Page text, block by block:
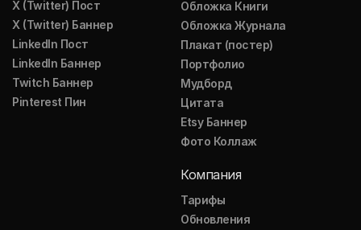
X (Twitter) Пост
X (Twitter) Баннер
LinkedIn Пост
LinkedIn Баннер
Twitch Баннер
Pinterest Пин
Обложка Книги
Обложка Журнала
Плакат (постер)
Портфолио
Мудборд
Цитата
Etsy Баннер
Фото Коллаж
Компания
Тарифы
Обновления